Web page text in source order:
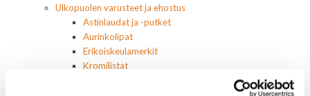
Ulkopuolen varusteet ja ehostus
Astinlaudat ja -putket
Aurinkolipat
Erikoiskeulamerkit
Kromilistat